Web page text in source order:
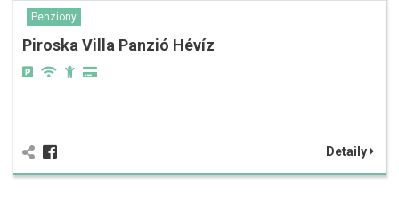
Penziony
Piroska Villa Panzió Hévíz
Detaily